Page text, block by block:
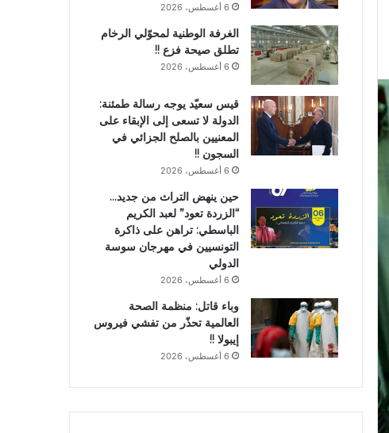
6 أغسطس، 2026
الغرفة الوطنية لمحوّلي الرخام
تطلق صيحة فزع !!
6 أغسطس، 2026
قيس سعيّد يوجه رسالة طمئنة:
الدولة لا تسعى إلى الإبقاء على
المعنيين بالصلح الجزائي في
السجون !!
6 أغسطس، 2026
حين ينهض التراث من جديد…
“الزردة تعود” لعبد الكريم
الباسطي: تراهن على ذاكرة
التونسيين في مهرجان سوسة
الدولي
6 أغسطس، 2026
وباء قاتل: منظمة الصحة
العالمية تحذّر من تفشي فيروس
إيبولا !!
6 أغسطس، 2026